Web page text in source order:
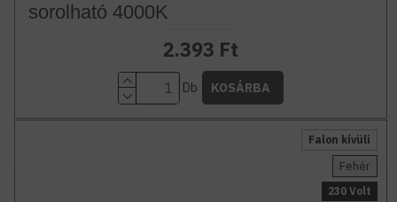
sorolható 4000K
2.393 Ft
Db KOSÁRBA
Falon kívüli
Fehér
230 Volt